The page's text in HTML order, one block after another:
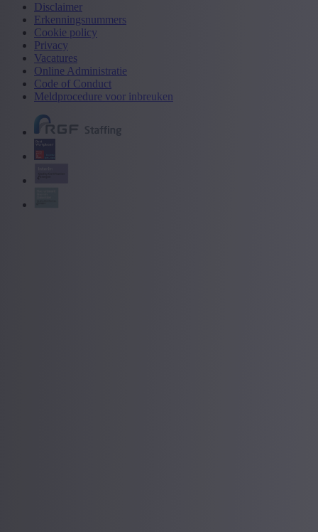
Disclaimer
Erkenningsnummers
Cookie policy
Privacy
Vacatures
Online Administratie
Code of Conduct
Meldprocedure voor inbreuken